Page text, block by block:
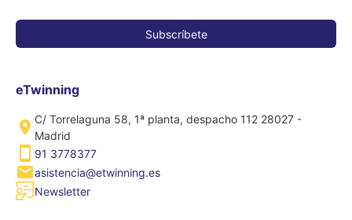
eTwinning
C/ Torrelaguna 58, 1ª planta, despacho 112 28027 -
Madrid
91 3778377
asistencia@etwinning.es
Newsletter